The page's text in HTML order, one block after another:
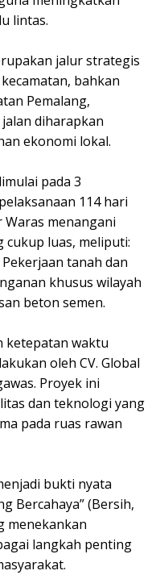
lintas.
jalur strategis
bahkan
Pemalang,
diharapkan
ekonomi lokal.
pada 3
114 hari
Waras menangani
cukup luas, meliputi:
tanah dan
khusus wilayah
beton semen.
ketepatan waktu
oleh CV. Global
Proyek ini
dan teknologi yang
pada ruas rawan
bukti nyata
Bercahaya” (Bersih,
menekankan
langkah penting